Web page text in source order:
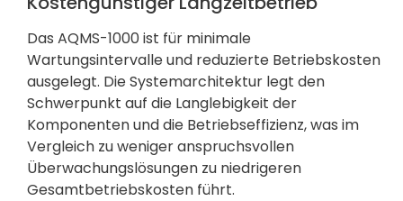
Das AQMS-1000 ist für minimale
Wartungsintervalle und reduzierte Betriebskosten
ausgelegt. Die Systemarchitektur legt den
Schwerpunkt auf die Langlebigkeit der
Komponenten und die Betriebseffizienz, was im
Vergleich zu weniger anspruchsvollen
Überwachungslösungen zu niedrigeren
Gesamtbetriebskosten führt.